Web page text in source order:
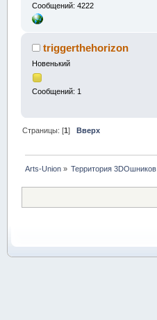
Сообщений: 4222
triggerthehorizon
Новенький
Сообщений: 1
Страницы: [1]Вверх
Arts-Union » Территория 3DOшников